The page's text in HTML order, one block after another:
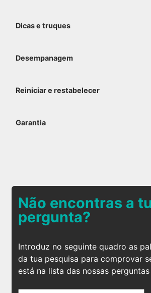
Dicas e truques
Desempanagem
Reiniciar e restabelecer
Garantia
Não encontras a
pergunta?
Introduz no seguinte quadro as
da tua pesquisa para comprovar
está na lista das nossas